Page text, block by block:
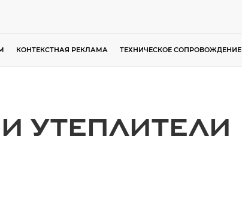
КОНТЕКСТНАЯ РЕКЛАМА ТЕХНИЧЕСКОЕ СОПРОВОЖДЕНИЕ
УТЕПЛИТЕЛИ